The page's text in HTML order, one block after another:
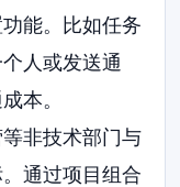
能。比如任务
人或发送通
本。
非技术部门与
通过项目组合